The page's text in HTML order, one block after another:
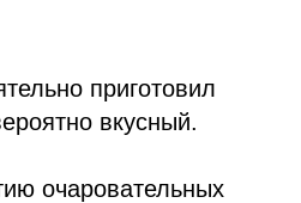
приготовил
вкусный.
очаровательных